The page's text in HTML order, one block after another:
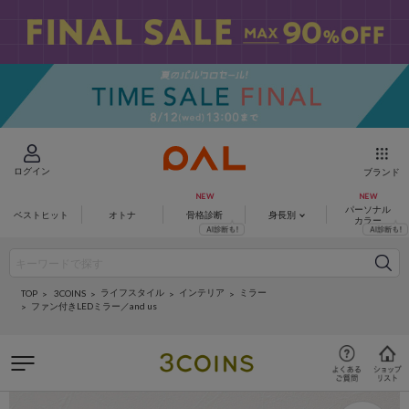
ログイン ブランド
ベストヒット オトナ 骨格診断 身長別
パーソナル
カラー
TOP 3COINS ライフスタイル インテリア
ミラー
ファン付きLEDミラー／and us